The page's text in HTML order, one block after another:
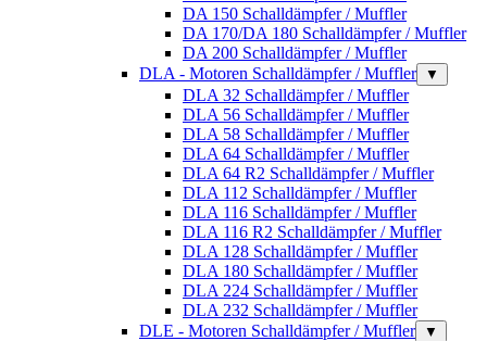
DA 150 Schalldämpfer / Muffler
DA 170/DA 180 Schalldämpfer / Muffler
DA 200 Schalldämpfer / Muffler
DLA - Motoren Schalldämpfer / Muffler
▼
DLA 32 Schalldämpfer / Muffler
DLA 56 Schalldämpfer / Muffler
DLA 58 Schalldämpfer / Muffler
DLA 64 Schalldämpfer / Muffler
DLA 64 R2 Schalldämpfer / Muffler
DLA 112 Schalldämpfer / Muffler
DLA 116 Schalldämpfer / Muffler
DLA 116 R2 Schalldämpfer / Muffler
DLA 128 Schalldämpfer / Muffler
DLA 180 Schalldämpfer / Muffler
DLA 224 Schalldämpfer / Muffler
DLA 232 Schalldämpfer / Muffler
DLE - Motoren Schalldämpfer / Muffler
▼